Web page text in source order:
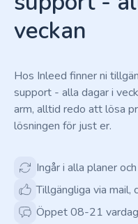
veckan
Hos Inleed finner ni
support - alla dagar i
arm, alltid redo att lösa
lösningen för just er.
Ingår i alla planer
Tillgängliga via mail,
Öppet 08-21